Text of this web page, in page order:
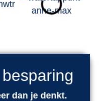
dan je denkt.